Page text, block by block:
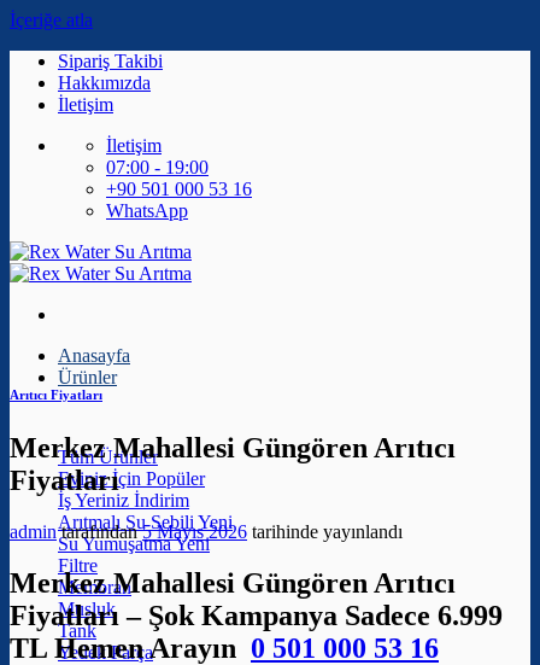
İçeriğe atla
Sipariş Takibi
Hakkımızda
İletişim
İletişim
07:00 - 19:00
+90 501 000 53 16
WhatsApp
Anasayfa
Ürünler
Tüm Ürünler
Eviniz İçin
İş Yeriniz
Arıtmalı Su Sebili
Su Yumuşatma
Filtre
Membran
Musluk
Tank
Yedek Parça
Arıtıcı Fiyatları
Merkez Mahallesi Güngören Arıtıcı
Fiyatları
admintarafından 5 Mayıs 2026 tarihinde yayınlandı
Merkez Mahallesi Güngören Arıtıcı
Fiyatları – Şok Kampanya Sadece 6.999
TL Hemen Arayın 0 501 000 53 16